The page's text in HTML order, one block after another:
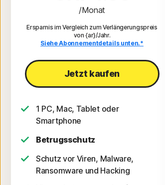
/Monat
Ersparnis im Vergleich zum Verlängerungspreis
von {ar}/Jahr.
Siehe Abonnementdetails unten.*
Jetzt kaufen
1 PC, Mac, Tablet oder
Smartphone
Betrugsschutz
Schutz vor Viren, Malware,
Ransomware und Hacking